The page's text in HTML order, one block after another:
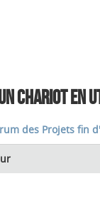
CHARIOT EN
des Projets fin